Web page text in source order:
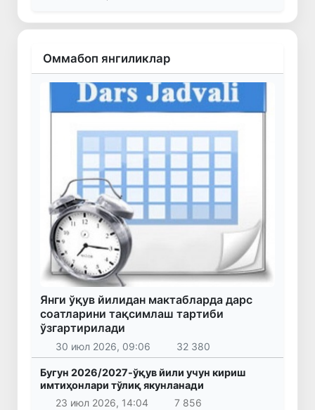
Оммабоп янгиликлар
Янги ўқув йилидан мактабларда дарс
соатларини тақсимлаш тартиби
ўзгартирилади
30 июл 2026, 09:06 32 380
Бугун 2026/2027-ўқув йили учун кириш
имтиҳонлари тўлиқ якунланади
23 июл 2026, 14:04
7 856